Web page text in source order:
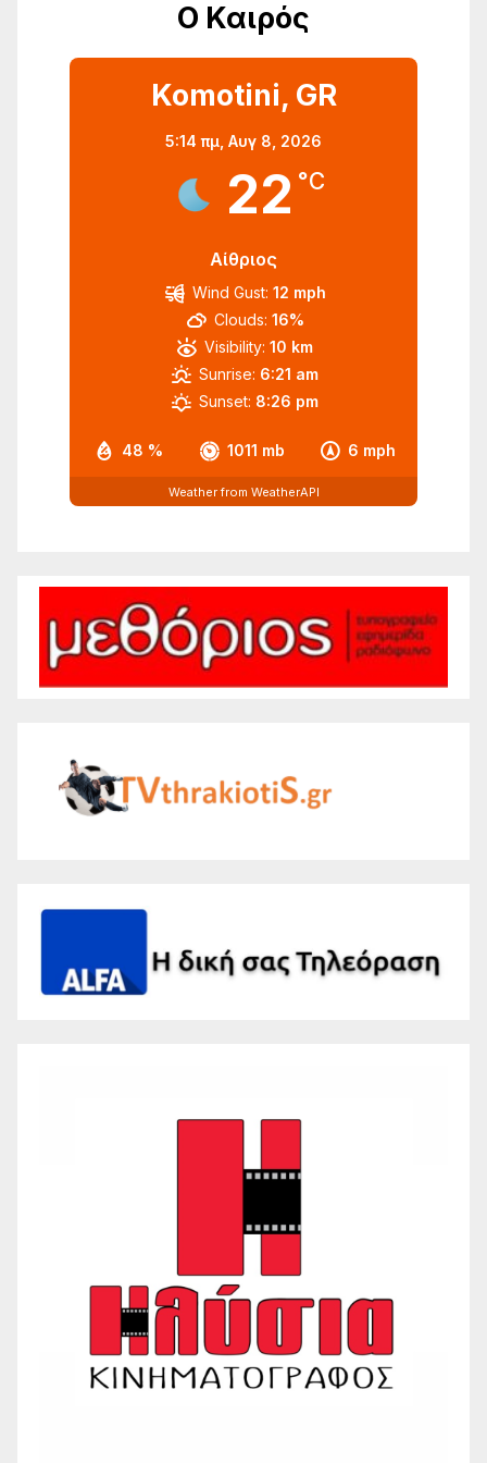
Ο Καιρός
Komotini, GR
5:14 πμ, Αυγ 8, 2026
22 °C
Αίθριος
48 % 1011 mb 6 mph
Wind Gust: 12 mph
Clouds: 16%
Visibility: 10 km
Sunrise: 6:21 am
Sunset: 8:26 pm
Weather from WeatherAPI